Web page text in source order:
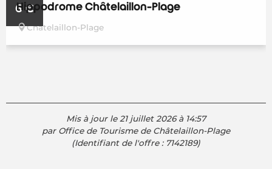
6€
Hippodrome Châtelaillon-Plage
Châtelaillon-Plage
Mis à jour le 21 juillet 2026 à 14:57
par Office de Tourisme de Châtelaillon-Plage
(Identifiant de l'offre : 7142189)